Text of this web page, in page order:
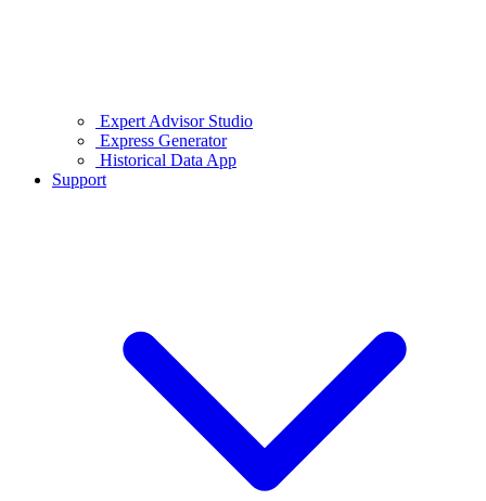
Expert Advisor Studio
Express Generator
Historical Data App
Support